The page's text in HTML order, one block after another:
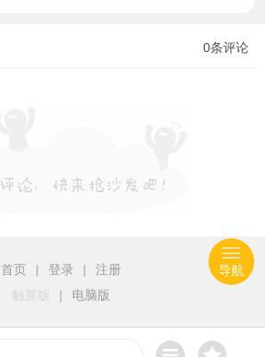
0条评论
首页 | 登录 |
注册
触屏版
| 电脑版
导航